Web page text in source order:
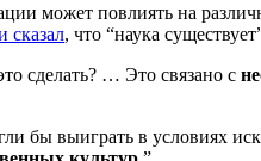
может повлиять на
сказал, что “наука
сделать? … Это связано с
бы выиграть в условиях